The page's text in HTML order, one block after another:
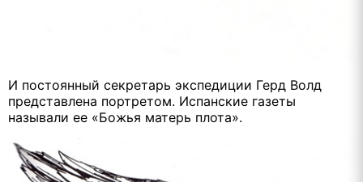
И постоянный секретарь экспедиции Герд Волд
представлена портретом. Испанские газеты
называли ее «Божья матерь плота».